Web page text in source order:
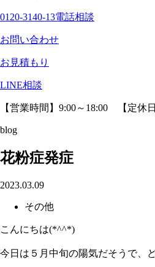
0120-3140-13電話相談
お問い合わせ
お見積もり
LINE相談
【営業時間】9:00～18:00 【定休
blog
花粉症発症
2023.03.09
その他
こんにちは(*^^*)
今日は５月中旬の陽気だそうで、